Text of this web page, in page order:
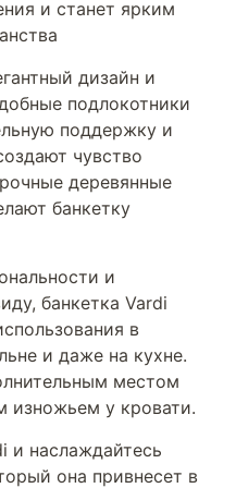
и станет ярким
дизайн и
подлокотники
поддержку и
чувство
деревянные
банкетку
и
банкетка Vardi
в
и даже на кухне.
местом
изножьем у кровати.
и наслаждайтесь
она привнесет в